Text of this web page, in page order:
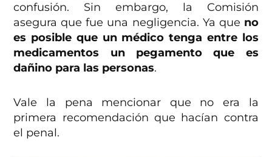
confusión. Sin embargo, la Comisión
asegura que fue una negligencia. Ya que no
es posible que un médico tenga entre los
medicamentos un pegamento que es
dañino para las personas.
Vale la pena mencionar que no era la
primera recomendación que hacían contra
el penal.